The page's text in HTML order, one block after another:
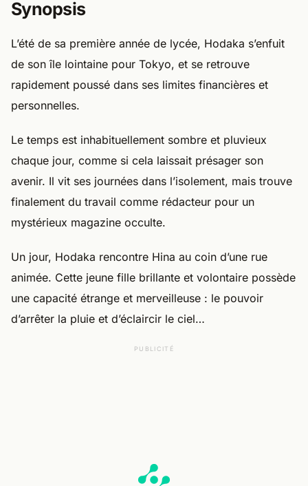
Synopsis
L’été de sa première année de lycée, Hodaka s’enfuit
de son île lointaine pour Tokyo, et se retrouve
rapidement poussé dans ses limites financières et
personnelles.
Le temps est inhabituellement sombre et pluvieux
chaque jour, comme si cela laissait présager son
avenir. Il vit ses journées dans l’isolement, mais trouve
finalement du travail comme rédacteur pour un
mystérieux magazine occulte.
Un jour, Hodaka rencontre Hina au coin d’une rue
animée. Cette jeune fille brillante et volontaire possède
une capacité étrange et merveilleuse : le pouvoir
d’arrêter la pluie et d’éclaircir le ciel…
PUBLICITÉ